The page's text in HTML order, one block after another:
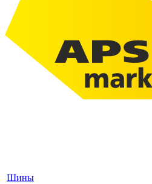
Шины